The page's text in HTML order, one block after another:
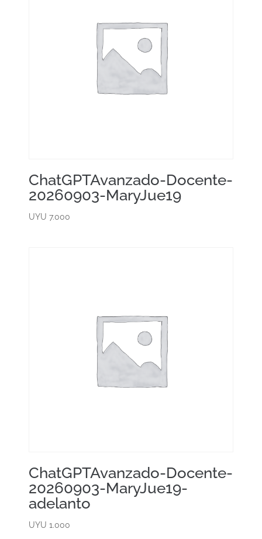
ChatGPTAvanzado-Docente-
20260903-MaryJue19
UYU 7.000
ChatGPTAvanzado-Docente-
20260903-MaryJue19-
adelanto
UYU 1.000